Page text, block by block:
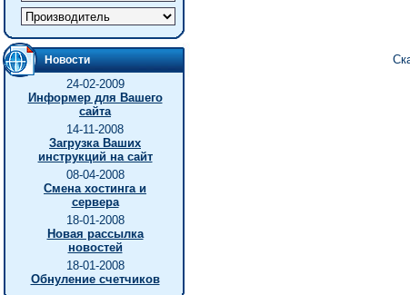
Новости
24-02-2009
Информер для Вашего
сайта
14-11-2008
Загрузка Ваших
инструкций на сайт
08-04-2008
Смена хостинга и
сервера
18-01-2008
Новая рассылка
новостей
18-01-2008
Обнуление счетчиков